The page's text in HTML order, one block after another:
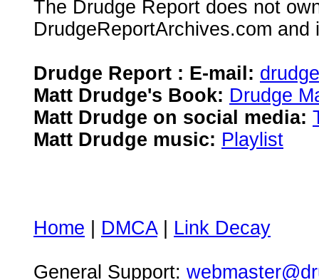
The Drudge Report does not
DrudgeReportArchives.com
Drudge Report : E-mail:
Matt Drudge's Book: Drudge
Matt Drudge on social media:
Matt Drudge music: Playlist
Home DMCA| Link Decay
General Support: